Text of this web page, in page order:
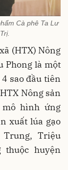
Cà phê Ta Lư
(HTX) Nông
Phong là một
sao đầu tiên
Nông sản
hình ứng
xuất lúa gạo
Triệu
thuộc huyện